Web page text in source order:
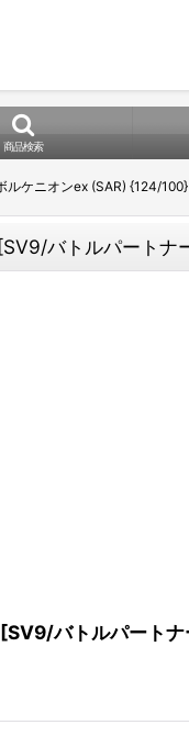
商品検索
ルケニオンex (SAR) {124/
バトルパートナ
バトルパート